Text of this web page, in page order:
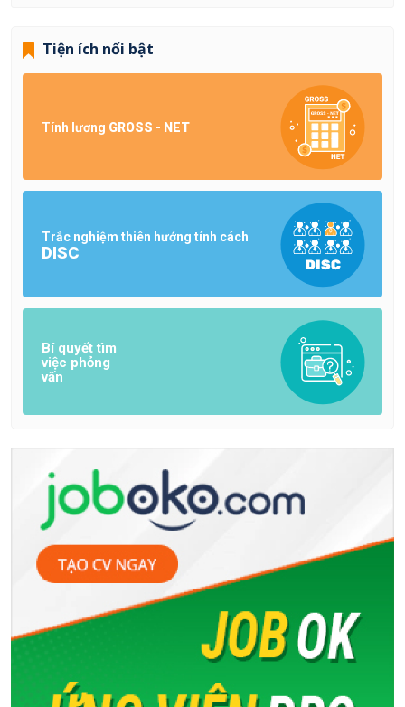
Tiện ích nổi bật
Tính lương GROSS - NET
Trắc nghiệm thiên hướng tính cách
DISC
Bí quyết tìm
việc phỏng
vấn